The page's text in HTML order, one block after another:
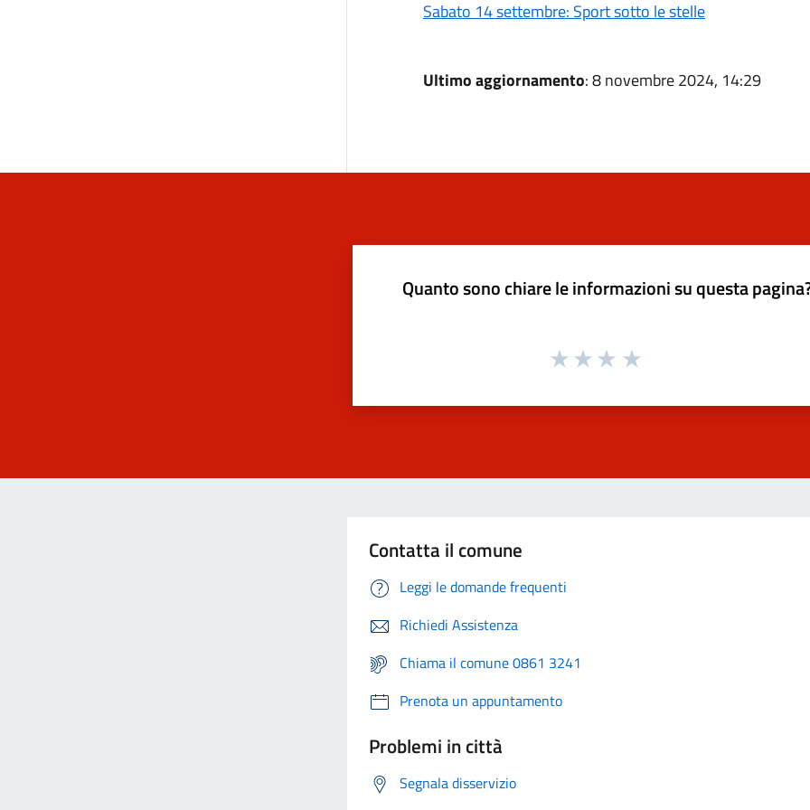
Sabato 14 settembre: Sport sotto le stelle
Ultimo aggiornamento: 8 novembre 2024, 14:29
Quanto sono chiare le informazioni su questa
Contatta il comune
Leggi le domande frequenti
Richiedi Assistenza
Chiama il comune 0861 3241
Prenota un appuntamento
Problemi in città
Segnala disservizio